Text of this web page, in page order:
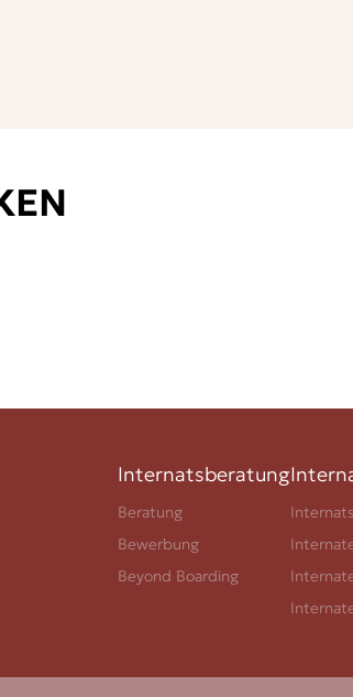
Internatsberatung
Beratung
Bewerbung
Beyond Boarding